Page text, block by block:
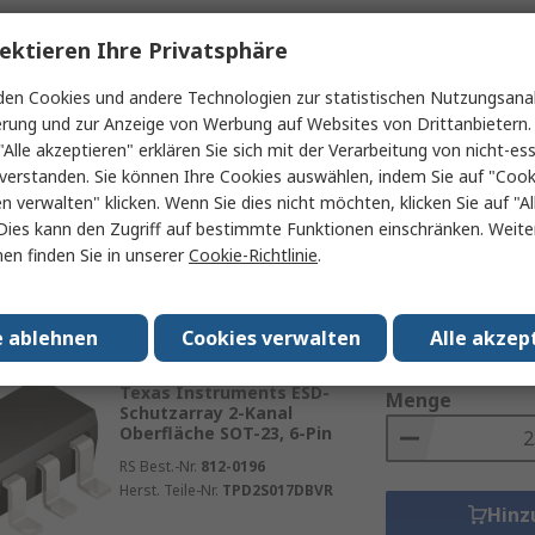
bieten Klemmschaltungen Schutz für
Vorübergehend ausverkauft
Texas Instruments ESD-
Schutzarray 2-Kanal
Oberfläche SOT-23, 6-Pin
RS Best.-Nr.
162-7872
Herst. Teile-Nr.
TPD2S017DBVR
Zwischensumme (1
Menge
Auf Lager
Texas Instruments ESD-
Schutzarray 2-Kanal
Oberfläche SOT-23, 6-Pin
RS Best.-Nr. 812-0196
Herst. Teile-Nr. TPD2S017DBVR
Zwischensumme (1
Menge
Ihre Privatsphäre
Cookies und andere Technologien zur statistischen
und zur Anzeige von Werbung auf Websites von
akzeptieren" erklären Sie sich mit der Verarbeitung von nicht-
Sie können Ihre Cookies auswählen, indem Sie auf
verwalten" klicken. Wenn Sie dies nicht möchten, klicken Sie auf
kann den Zugriff auf bestimmte Funktionen einschränken.
finden Sie in unsererCookie-Richtlinie.
Alle
Cookies verwalten
ablehnen